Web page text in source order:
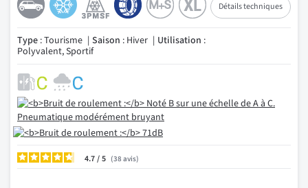
Détails techniques
Type : Tourisme Saison : Hiver Utilisation :
Polyvalent, Sportif
4.7/ 38 avis